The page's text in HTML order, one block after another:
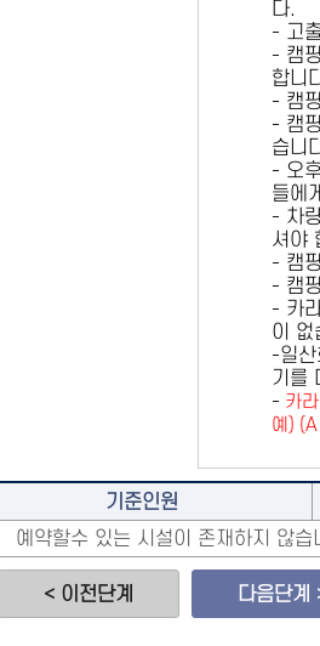
다.
- 고
- 캠
합니
- 캠
- 캠
습니
- 오
들에
- 차
셔야
- 캠
- 캠
- 카
이 없
-일산
기를
- 카
예)
기준인원
예약할수 있는 시설이 존재하지 않습
< 이전단계 다음단계